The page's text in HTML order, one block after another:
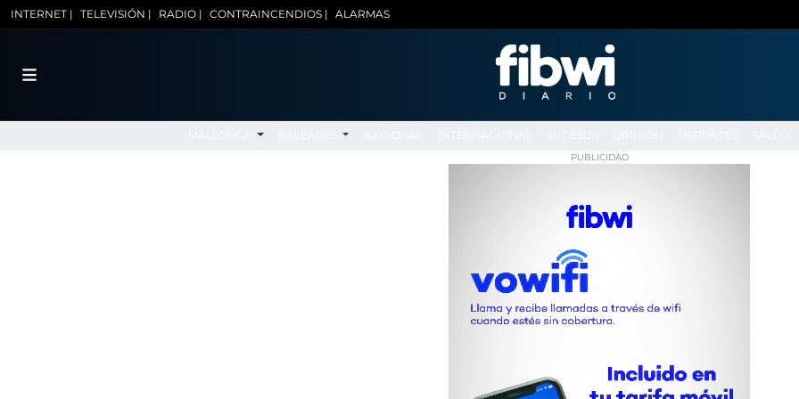
INTERNET | TELEVISIÓN | RADIO | CONTRAINCENDIOS | ALARMAS